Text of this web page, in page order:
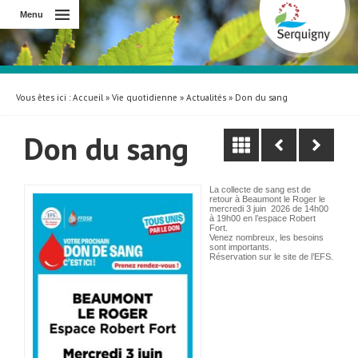
Menu
Vous êtes ici :Accueil» Vie quotidienne » Actualités » Don du sang
Don du sang
La collecte de sang est de
retour à Beaumont le Roger le
mercredi 3 juin 2026 de 14h00
à 19h00 en l’espace Robert
Fort.
Venez nombreux, les besoins
sont importants.
Réservation sur le site de l’EFS.